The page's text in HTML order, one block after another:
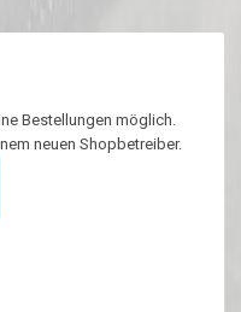
Bestellungen möglich.
neuen Shopbetreiber.